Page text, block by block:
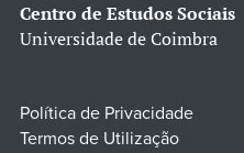
Centro de Estudos Sociais
Universidade de Coimbra
Política de Privacidade
Termos de Utilização